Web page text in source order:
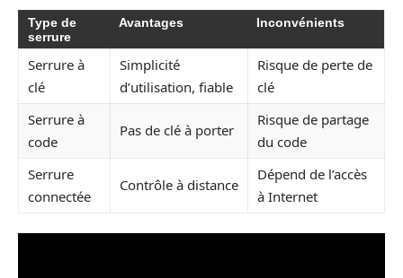
Type de
serrure
Avantages Inconvénients
Serrure à
clé
Simplicité
d’utilisation, fiable
Risque de perte de
clé
Serrure à
code
Pas de clé à porter
Risque de partage
du code
Serrure
connectée
Contrôle à distance
Dépend de l’accès
à Internet